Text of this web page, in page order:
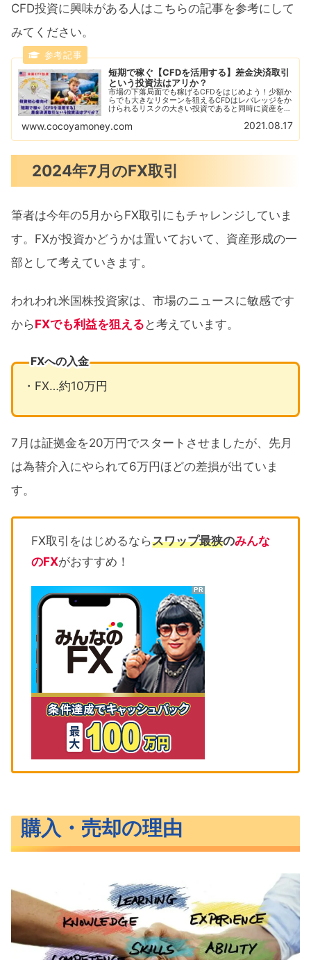
CFD投資に興味がある人はこちらの記事を参考にして
みてください。
短期で稼ぐ【CFDを活用する】差金決済取引
という投資法はアリか？
市場の下落局面でも稼げるCFDをはじめよう！少額か
らでも大きなリターンを狙えるCFDはレバレッジをか
けられるリスクの大きい投資であると同時に資産を急
リック証券がおすすめ！デモ取引で練習しよう！
www.cocoyamoney.com 2021.08.17
2024年7月のFX取引
筆者は今年の5月からFX取引にもチャレンジしていま
す。FXが投資かどうかは置いておいて、資産形成の一
部として考えていきます。
われわれ米国株投資家は、市場のニュースに敏感です
からFXでも利益を狙える と考えています。
FXへの入金
・FX…約10万円
7月は証拠金を20万円でスタートさせましたが、先月
は為替介入にやられて6万円ほどの差損が出ていま
す。
FX取引をはじめるならスワップ最狭のみんな
のFXがおすすめ！
購入・売却の理由